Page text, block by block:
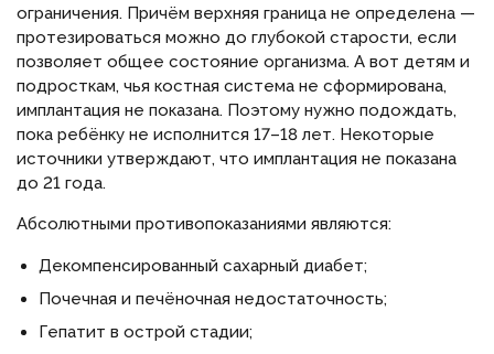
ограничения. Причём верхняя граница не определена —
протезироваться можно до глубокой старости, если
позволяет общее состояние организма. А вот детям и
подросткам, чья костная система не сформирована,
имплантация не показана. Поэтому нужно подождать,
пока ребёнку не исполнится 17–18 лет. Некоторые
источники утверждают, что имплантация не показана
до 21 года.
Абсолютными противопоказаниями являются:
Декомпенсированный сахарный диабет;
Почечная и печёночная недостаточность;
Гепатит в острой стадии;